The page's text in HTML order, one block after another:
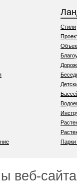
Стили
веб-